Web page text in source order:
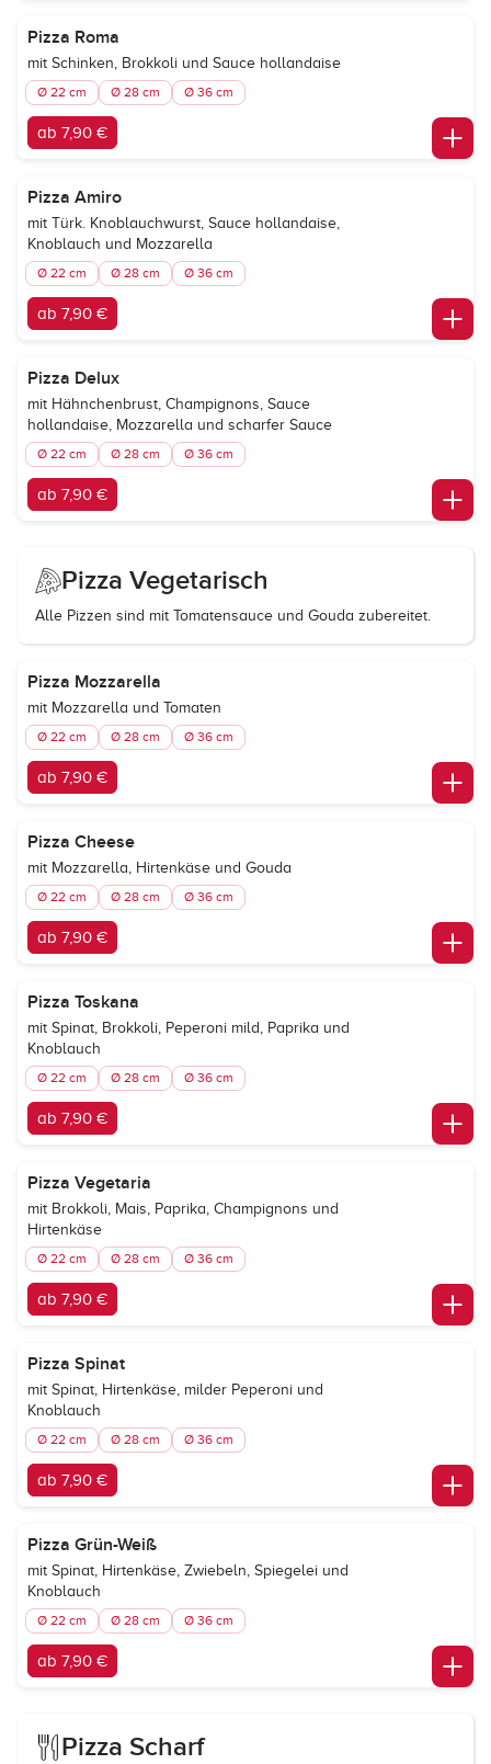
Pizza Roma
mit Schinken, Brokkoli und Sauce hollandaise
Ø 22 cm Ø 28 cm Ø 36 cm
ab 7,90 €
Pizza Amiro
mit Türk. Knoblauchwurst, Sauce hollandaise,
Knoblauch und Mozzarella
Ø 22 cm Ø 28 cm Ø 36 cm
ab 7,90 €
Pizza Delux
mit Hähnchenbrust, Champignons, Sauce
hollandaise, Mozzarella und scharfer Sauce
Ø 22 cm Ø 28 cm Ø 36 cm
ab 7,90 €
Pizza Vegetarisch
Alle Pizzen sind mit Tomatensauce und Gouda zubereitet.
Pizza Mozzarella
mit Mozzarella und Tomaten
Ø 22 cm Ø 28 cm Ø 36 cm
ab 7,90 €
Pizza Cheese
mit Mozzarella, Hirtenkäse und Gouda
Ø 22 cm Ø 28 cm Ø 36 cm
ab 7,90 €
Pizza Toskana
mit Spinat, Brokkoli, Peperoni mild, Paprika und
Knoblauch
Ø 22 cm Ø 28 cm Ø 36 cm
ab 7,90 €
Pizza Vegetaria
mit Brokkoli, Mais, Paprika, Champignons und
Hirtenkäse
Ø 22 cm Ø 28 cm Ø 36 cm
ab 7,90 €
Pizza Spinat
mit Spinat, Hirtenkäse, milder Peperoni und
Knoblauch
Ø 22 cm Ø 28 cm Ø 36 cm
ab 7,90 €
Pizza Grün-Weiß
mit Spinat, Hirtenkäse, Zwiebeln, Spiegelei und
Knoblauch
Ø 22 cm Ø 28 cm Ø 36 cm
ab 7,90 €
Pizza Scharf